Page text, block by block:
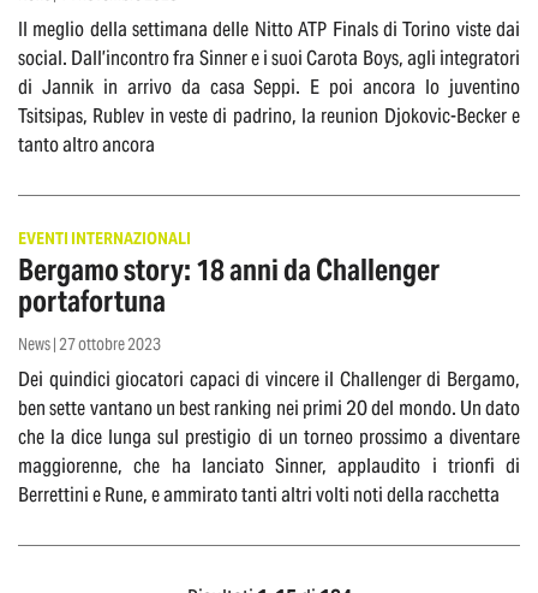
Il meglio della settimana delle Nitto ATP Finals di Torino viste dai
social. Dall’incontro fra Sinner e i suoi Carota Boys, agli integratori
di Jannik in arrivo da casa Seppi. E poi ancora lo juventino
Tsitsipas, Rublev in veste di padrino, la reunion Djokovic-Becker e
tanto altro ancora
EVENTI INTERNAZIONALI
Bergamo story: 18 anni da Challenger
portafortuna
News | 27 ottobre 2023
Dei quindici giocatori capaci di vincere il Challenger di Bergamo,
ben sette vantano un best ranking nei primi 20 del mondo. Un dato
che la dice lunga sul prestigio di un torneo prossimo a diventare
maggiorenne, che ha lanciato Sinner, applaudito i trionfi di
Berrettini e Rune, e ammirato tanti altri volti noti della racchetta